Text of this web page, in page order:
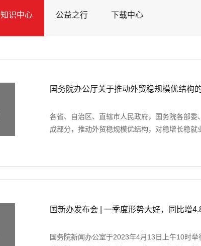
知识中心 公益之行 下载中心
国务院办公厅关于推动外贸稳规模优结构
各省、自治区、直辖市人民政府，国务院各部
成部分，推动外贸稳规模优结构，对稳增长稳就
国新办发布会 | 一季度形势大好，同比增
国务院新闻办公室于2023年4月13日上午10时